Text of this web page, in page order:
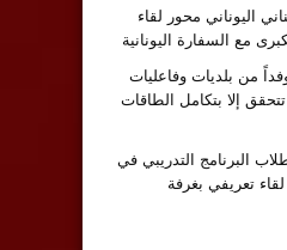
اليوناني محور لقاء
مع السفارة اليونانية
من بلديات وفاعليات
تتحقق إلا بتكامل الطاقات
البرنامج التدريبي في
تعريفي بغرفة